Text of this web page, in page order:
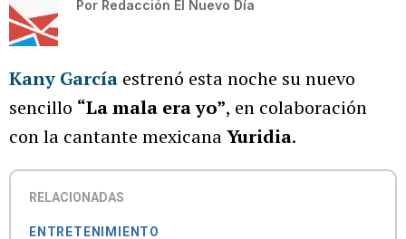
Por Redacción El Nuevo Día
Kany García estrenó esta noche su nuevo
sencillo “La mala era yo”, en colaboración
con la cantante mexicanaYuridia.
RELACIONADAS
ENTRETENIMIENTO